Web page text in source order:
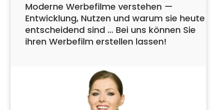
Moderne Werbefilme verstehen —
Entwicklung, Nutzen und warum sie heute
entscheidend sind … Bei uns können Sie
ihren Werbefilm erstellen lassen!